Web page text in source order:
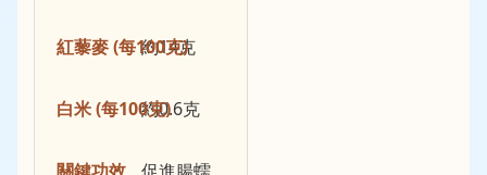
約14克
約0.6克